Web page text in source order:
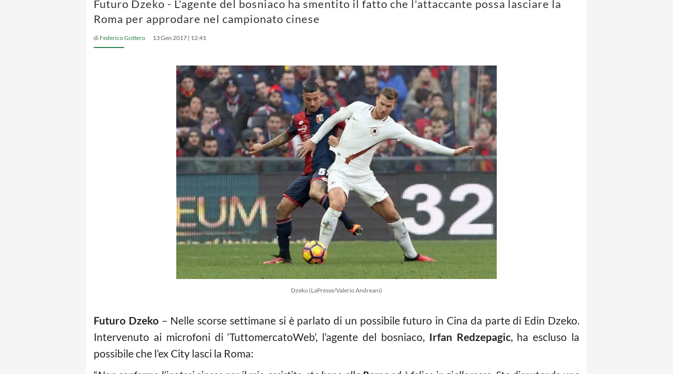
Futuro Dzeko - L'agente del bosniaco ha smentito il fatto che l'attaccante possa lasciare la
Roma per approdare nel campionato cinese
di Federico Gottero 13 Gen 2017 | 12:41
Dzeko (LaPresse/Valerio Andreani)
Futuro Dzeko– Nelle scorse settimane si è parlato di un possibile futuro in Cina da parte di Edin Dzeko.
Intervenuto ai microfoni di ‘TuttomercatoWeb’, l’agente del bosniaco, Irfan Redzepagic, ha escluso la
possibile che l’ex City lasci la Roma: